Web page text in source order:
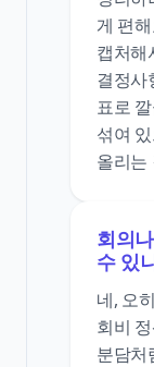
게 편
캡처해
결정사
표로
섞여
올리는
회의
수 있
네, 오
회비
분담처